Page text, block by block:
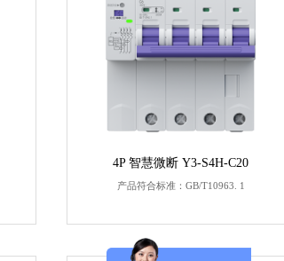
4P 智慧微断 Y3-S4H-C20
产品符合标准：GB/T10963. 1